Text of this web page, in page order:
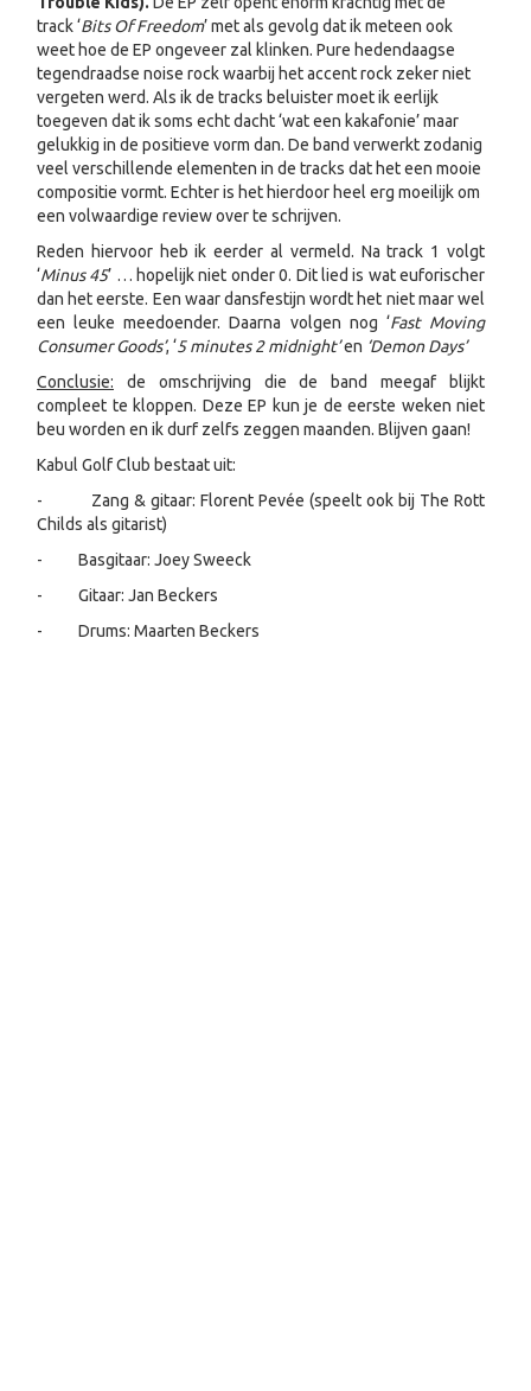
track ‘Bits Of Freedom’ met als gevolg dat ik meteen ook
weet hoe de EP ongeveer zal klinken. Pure hedendaagse
tegendraadse noise rock waarbij het accent rock zeker niet
vergeten werd. Als ik de tracks beluister moet ik eerlijk
toegeven dat ik soms echt dacht ‘wat een kakafonie’ maar
gelukkig in de positieve vorm dan. De band verwerkt zodanig
veel verschillende elementen in de tracks dat het een mooie
compositie vormt. Echter is het hierdoor heel erg moeilijk om
een volwaardige review over te schrijven.
Reden hiervoor heb ik eerder al vermeld. Na track 1 volgt
‘Minus 45’ … hopelijk niet onder 0. Dit lied is wat euforischer
dan het eerste. Een waar dansfestijn wordt het niet maar wel
een leuke meedoender. Daarna volgen nog ‘Fast Moving
Consumer Goods’, ‘5 minutes 2 midnight’en ‘Demon Days’
Conclusie: de omschrijving die de band meegaf blijkt
compleet te kloppen. Deze EP kun je de eerste weken niet
beu worden en ik durf zelfs zeggen maanden. Blijven gaan!
Kabul Golf Club bestaat uit:
- Zang & gitaar: Florent Pevée (speelt ook bij The Rott
Childs als gitarist)
- Basgitaar: Joey Sweeck
- Gitaar: Jan Beckers
- Drums: Maarten Beckers